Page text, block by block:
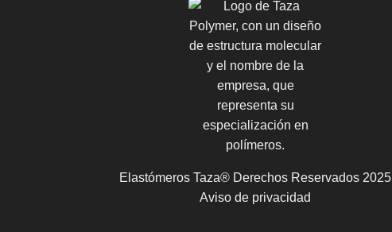
Elastómeros Taza® Derechos Reservados 2025
Aviso de privacidad